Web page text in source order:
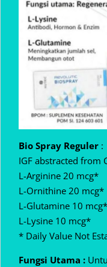
Bio Spray Reguler :
IGF abstracted from
L-Arginine 20 mcg*
L-Ornithine 20 mcg*
L-Glutamine 10 mcg*
L-Lysine 10 mcg*
* Daily Value Not
Fungsi Utama :